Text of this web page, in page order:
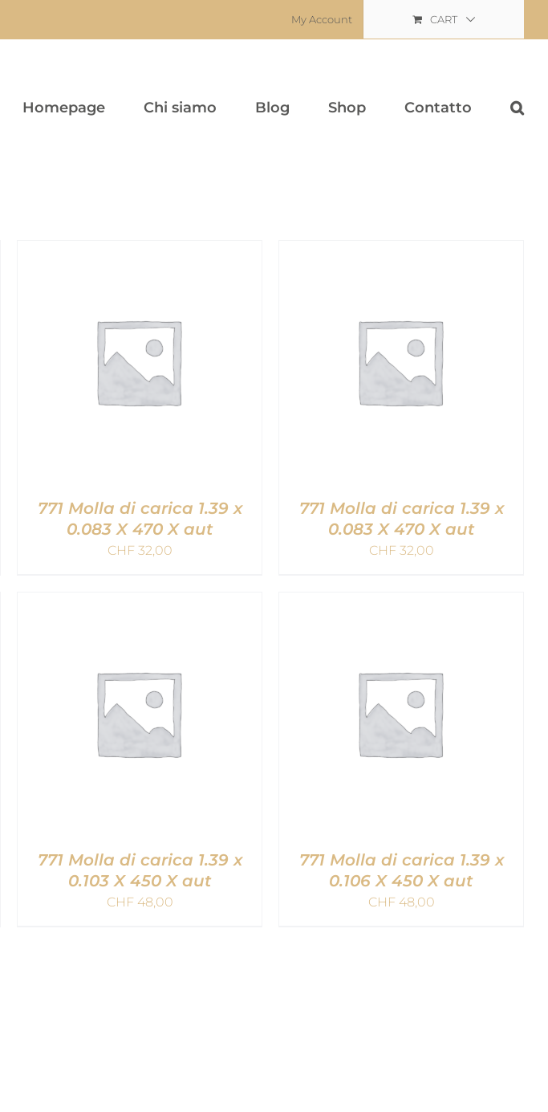
My Account CART
Homepage Chi siamo Blog Shop Contatto
771 Molla di carica 1.39 x
0.083 X 470 X aut
CHF32,00
771 Molla di carica 1.39 x
0.083 X 470 X aut
CHF32,00
771 Molla di carica 1.39 x
0.103 X 450 X aut
CHF48,00
771 Molla di carica 1.39 x
0.106 X 450 X aut
CHF48,00